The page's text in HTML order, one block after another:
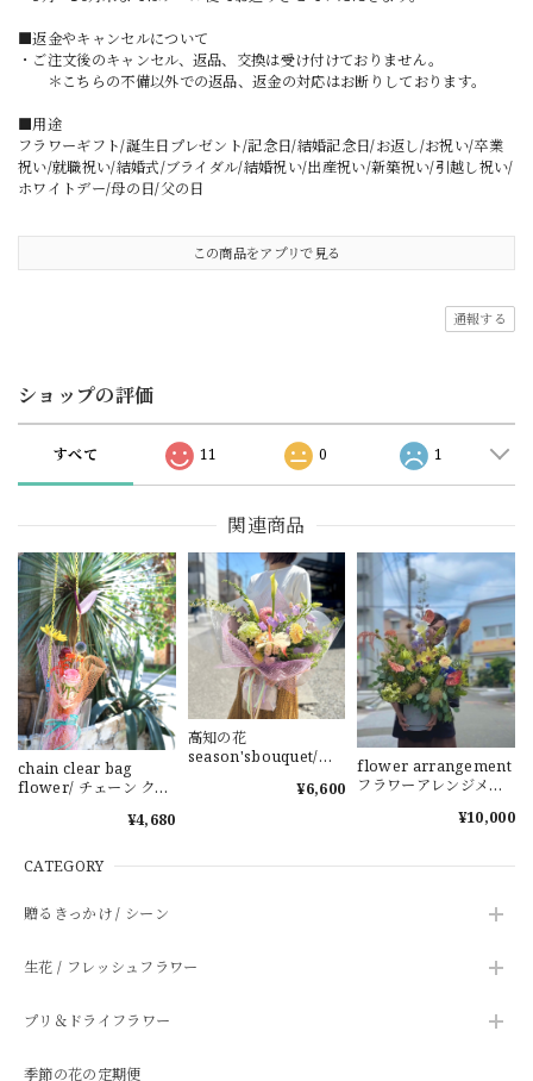
CATEGORY
贈るきっかけ / シーン
生花 / フレッシュフラワー
プリ＆ドライフラワー
季節の花の定期便
■返金やキャンセルについて
・ご注文後のキャンセル、返品、交換は受け付けておりません。
＊こちらの不備以外での返品、返金の対応はお断りしております。
■用途
フラワーギフト/誕生日プレゼント/記念日/結婚記念日/お返し/お祝い/卒業
祝い/就職祝い/結婚式/ブライダル/結婚祝い/出産祝い/新築祝い/引越し祝い/
ホワイトデー/母の日/父の日
この商品をアプリで見る
通報する
ショップの評価
すべて 11 0 1
関連商品
chain clear bag
flower/ チェーン クリ
ブーケ お祝い プレゼン
¥4,680
高知の花
season'sbouquet/お
¥6,600
flower arrangement
フラワーアレンジメン
¥10,000